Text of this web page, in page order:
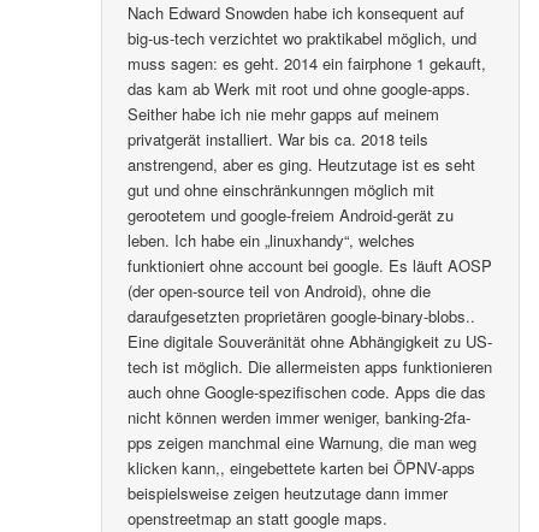
Nach Edward Snowden habe ich konsequent auf
big-us-tech verzichtet wo praktikabel möglich, und
muss sagen: es geht. 2014 ein fairphone 1 gekauft,
das kam ab Werk mit root und ohne google-apps.
Seither habe ich nie mehr gapps auf meinem
privatgerät installiert. War bis ca. 2018 teils
anstrengend, aber es ging. Heutzutage ist es seht
gut und ohne einschränkunngen möglich mit
gerootetem und google-freiem Android-gerät zu
leben. Ich habe ein „linuxhandy“, welches
funktioniert ohne account bei google. Es läuft AOSP
(der open-source teil von Android), ohne die
daraufgesetzten proprietären google-binary-blobs..
Eine digitale Souveränität ohne Abhängigkeit zu US-
tech ist möglich. Die allermeisten apps funktionieren
auch ohne Google-spezifischen code. Apps die das
nicht können werden immer weniger, banking-2fa-
pps zeigen manchmal eine Warnung, die man weg
klicken kann,, eingebettete karten bei ÖPNV-apps
beispielsweise zeigen heutzutage dann immer
openstreetmap an statt google maps.